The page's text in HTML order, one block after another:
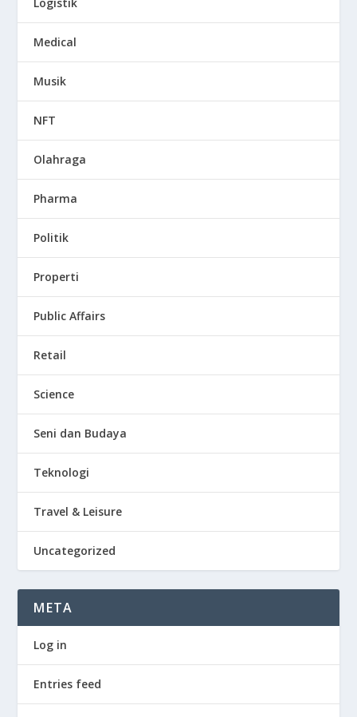
Medical
Musik
NFT
Olahraga
Pharma
Politik
Properti
Public Affairs
Retail
Science
Seni dan Budaya
Teknologi
Travel & Leisure
Uncategorized
META
Log in
Entries feed